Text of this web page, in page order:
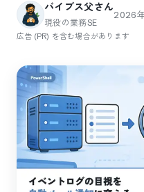
バイブス父さん
現役の業務SE
2026
広告 (PR) を含む場合があります